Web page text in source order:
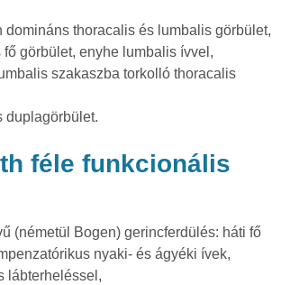
domináns thoracalis és lumbalis görbület,
fő görbület, enyhe lumbalis ívvel,
szakaszba torkolló thoracalis
duplagörbület.
féle funkcionális
(németül Bogen) gerincferdülés: háti fő
nyaki- és ágyéki ívek,
lábterheléssel,